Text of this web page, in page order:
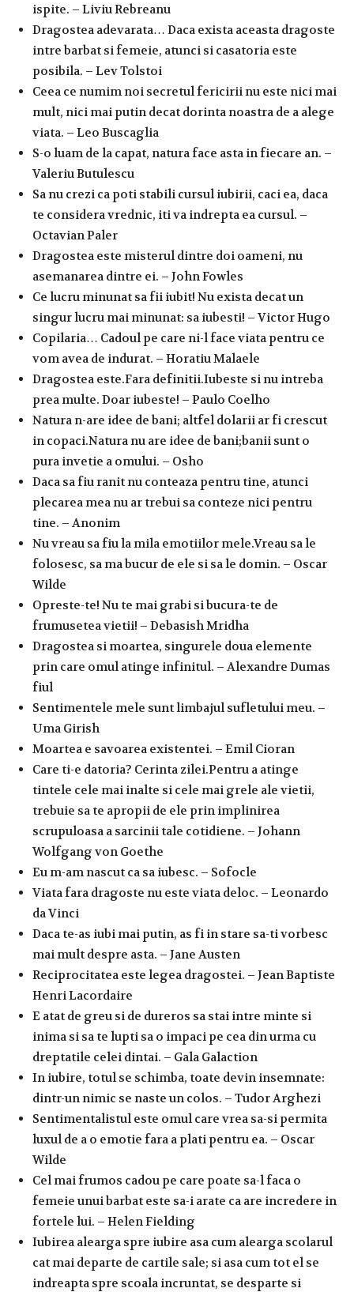
ispite. – Liviu Rebreanu
Dragostea adevarata… Daca exista aceasta dragoste
intre barbat si femeie, atunci si casatoria este
posibila. – Lev Tolstoi
Ceea ce numim noi secretul fericirii nu este nici mai
mult, nici mai putin decat dorinta noastra de a alege
viata. – Leo Buscaglia
S-o luam de la capat, natura face asta in fiecare an. –
Valeriu Butulescu
Sa nu crezi ca poti stabili cursul iubirii, caci ea, daca
te considera vrednic, iti va indrepta ea cursul. –
Octavian Paler
Dragostea este misterul dintre doi oameni, nu
asemanarea dintre ei. – John Fowles
Ce lucru minunat sa fii iubit! Nu exista decat un
singur lucru mai minunat: sa iubesti! – Victor Hugo
Copilaria… Cadoul pe care ni-l face viata pentru ce
vom avea de indurat. – Horatiu Malaele
Dragostea este.Fara definitii.Iubeste si nu intreba
prea multe. Doar iubeste! – Paulo Coelho
Natura n-are idee de bani; altfel dolarii ar fi crescut
in copaci.Natura nu are idee de bani;banii sunt o
pura invetie a omului. – Osho
Daca sa fiu ranit nu conteaza pentru tine, atunci
plecarea mea nu ar trebui sa conteze nici pentru
tine. – Anonim
Nu vreau sa fiu la mila emotiilor mele.Vreau sa le
folosesc, sa ma bucur de ele si sa le domin. – Oscar
Wilde
Opreste-te! Nu te mai grabi si bucura-te de
frumusetea vietii! – Debasish Mridha
Dragostea si moartea, singurele doua elemente
prin care omul atinge infinitul. – Alexandre Dumas
fiul
Sentimentele mele sunt limbajul sufletului meu. –
Uma Girish
Moartea e savoarea existentei. – Emil Cioran
Care ti-e datoria? Cerinta zilei.Pentru a atinge
tintele cele mai inalte si cele mai grele ale vietii,
trebuie sa te apropii de ele prin implinirea
scrupuloasa a sarcinii tale cotidiene. – Johann
Wolfgang von Goethe
Eu m-am nascut ca sa iubesc. – Sofocle
Viata fara dragoste nu este viata deloc. – Leonardo
da Vinci
Daca te-as iubi mai putin, as fi in stare sa-ti vorbesc
mai mult despre asta. – Jane Austen
Reciprocitatea este legea dragostei. – Jean Baptiste
Henri Lacordaire
E atat de greu si de dureros sa stai intre minte si
inima si sa te lupti sa o impaci pe cea din urma cu
dreptatile celei dintai. – Gala Galaction
In iubire, totul se schimba, toate devin insemnate:
dintr-un nimic se naste un colos. – Tudor Arghezi
Sentimentalistul este omul care vrea sa-si permita
luxul de a o emotie fara a plati pentru ea. – Oscar
Wilde
Cel mai frumos cadou pe care poate sa-l faca o
femeie unui barbat este sa-i arate ca are incredere in
fortele lui. – Helen Fielding
Iubirea alearga spre iubire asa cum alearga scolarul
cat mai departe de cartile sale; si asa cum tot el se
indreapta spre scoala incruntat, se desparte si